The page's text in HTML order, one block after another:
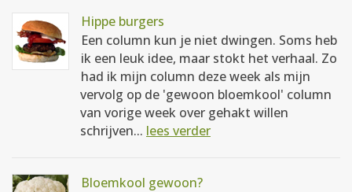
Hippe burgers
Een column kun je niet dwingen. Soms heb
ik een leuk idee, maar stokt het verhaal. Zo
had ik mijn column deze week als mijn
vervolg op de 'gewoon bloemkool' column
van vorige week over gehakt willen
schrijven... lees verder
Bloemkool gewoon?